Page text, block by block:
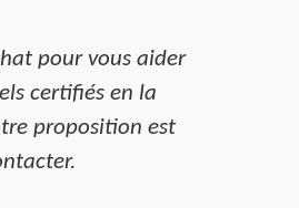
pour vous aider
certifiés en la
proposition est